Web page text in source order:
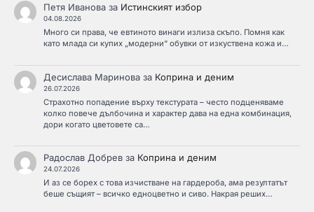
Петя Ивановаза Истинският избор
04.08.2026
Много си права, че евтиното винаги излиза скъпо. Помня как
като млада си купих „модерни“ обувки от изкуствена кожа и…
Десислава Мариноваза Коприна и деним
26.07.2026
Страхотно попадение върху текстурата – често подценяваме
колко повече дълбочина и характер дава на една комбинация,
дори когато цветовете са…
Радослав Добревза Коприна и деним
24.07.2026
И аз се борех с това изчистване на гардероба, ама резултатът
беше същият – всичко едноцветно и сиво. Накрая реших…